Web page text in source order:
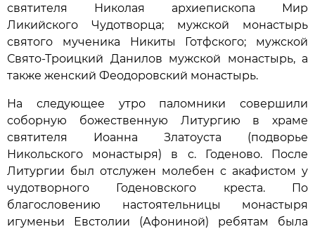
святителя Николая архиепископа Мир
Ликийского Чудотворца; мужской монастырь
святого мученика Никиты Готфского; мужской
Свято-Троицкий Данилов мужской монастырь, а
также женский Феодоровский монастырь.
На следующее утро паломники совершили
соборную божественную Литургию в храме
святителя Иоанна Златоуста (подворье
Никольского монастыря) в с. Годеново. После
Литургии был отслужен молебен с акафистом у
чудотворного Годеновского креста. По
благословению настоятельницы монастыря
игуменьи Евстолии (Афониной) ребятам была